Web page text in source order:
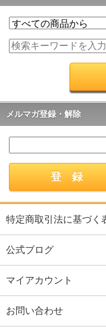
メルマガ登録・解除
特定商取引法に基づく
公式ブログ
マイアカウント
お問い合わせ